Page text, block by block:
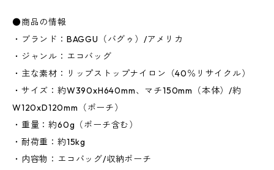
●商品の情報
・ブランド：BAGGU（バグゥ）/アメリカ
・ジャンル：エコバッグ
・主な素材：リップストップナイロン（40％リサイクル）
・サイズ：約W390xH640mm、マチ150mm（本体）/約
W120xD120mm（ポーチ）
・重量：約60g（ポーチ含む）
・耐荷重：約15kg
・内容物：エコバッグ/収納ポーチ